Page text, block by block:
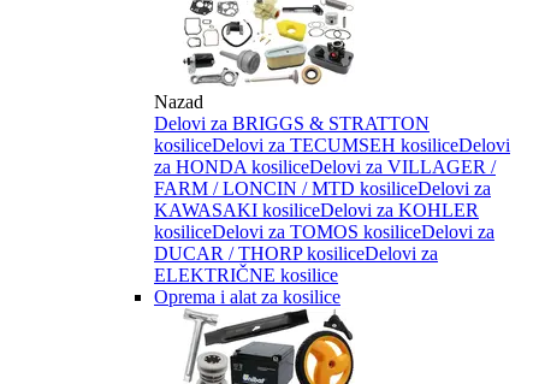
Nazad
Delovi za BRIGGS & STRATTON
kosiliceDelovi za TECUMSEH kosiliceDelovi
za HONDA kosiliceDelovi za VILLAGER /
FARM / LONCIN / MTD kosiliceDelovi za
KAWASAKI kosiliceDelovi za KOHLER
kosiliceDelovi za TOMOS kosiliceDelovi za
DUCAR / THORP kosiliceDelovi za
ELEKTRIČNE kosilice
Oprema i alat za kosilice